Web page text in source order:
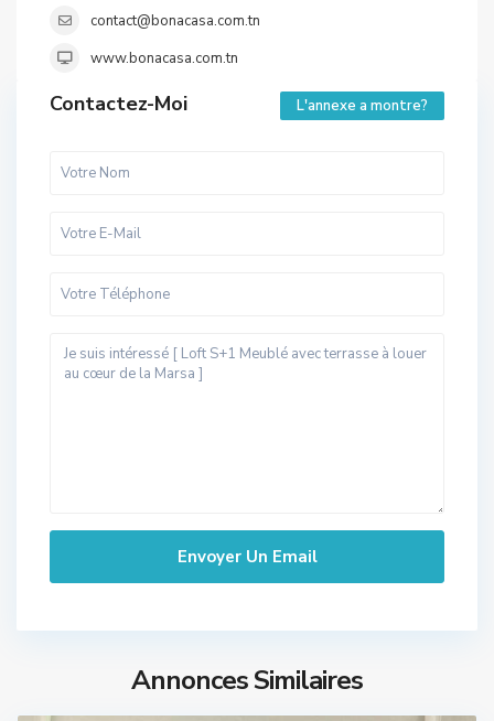
contact@bonacasa.com.tn
www.bonacasa.com.tn
Contactez-Moi L'annexe a montre?
Annonces Similaires